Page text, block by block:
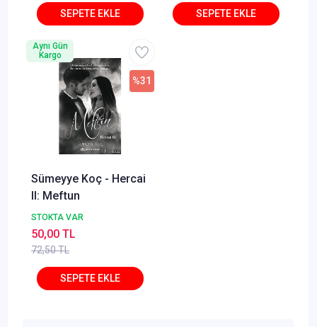
Sümeyye Koç - Hercai
II: Meftun
STOKTA VAR
72,50 TL
%31
50,00 TL
Aynı Gün
Kargo